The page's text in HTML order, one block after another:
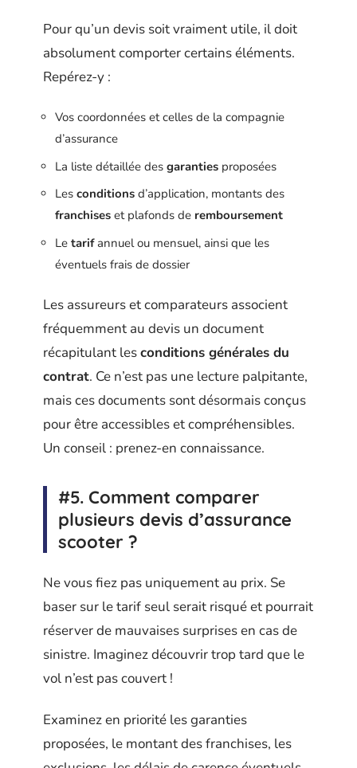
Pour qu’un devis soit vraiment utile, il doit
absolument comporter certains éléments.
Repérez-y :
Vos coordonnées et celles de la compagnie
d’assurance
La liste détaillée des garanties proposées
Les conditions d’application, montants des
franchises et plafonds de remboursement
Le tarifannuel ou mensuel, ainsi que les
éventuels frais de dossier
Les assureurs et comparateurs associent
fréquemment au devis un document
récapitulant lesconditions générales du
contrat. Ce n’est pas une lecture palpitante,
mais ces documents sont désormais conçus
pour être accessibles et compréhensibles.
Un conseil : prenez-en connaissance.
#5. Comment comparer
plusieurs devis d’assurance
scooter ?
Ne vous fiez pas uniquement au prix. Se
baser sur le tarif seul serait risqué et pourrait
réserver de mauvaises surprises en cas de
sinistre. Imaginez découvrir trop tard que le
vol n’est pas couvert !
Examinez en priorité les garanties
proposées, le montant des franchises, les